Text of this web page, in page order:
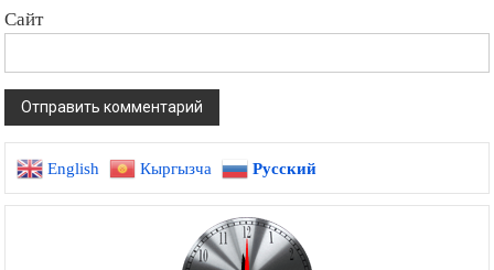
Сайт
English Кыргызча Русский